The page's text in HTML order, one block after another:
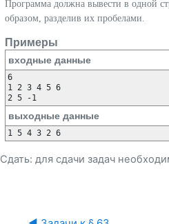
Программа должна вывести в одной
образом, разделив их пробелами.
Примеры
входные данные
6
1 2 3 4 5 6
выходные данные
Сдать: для сдачи задач